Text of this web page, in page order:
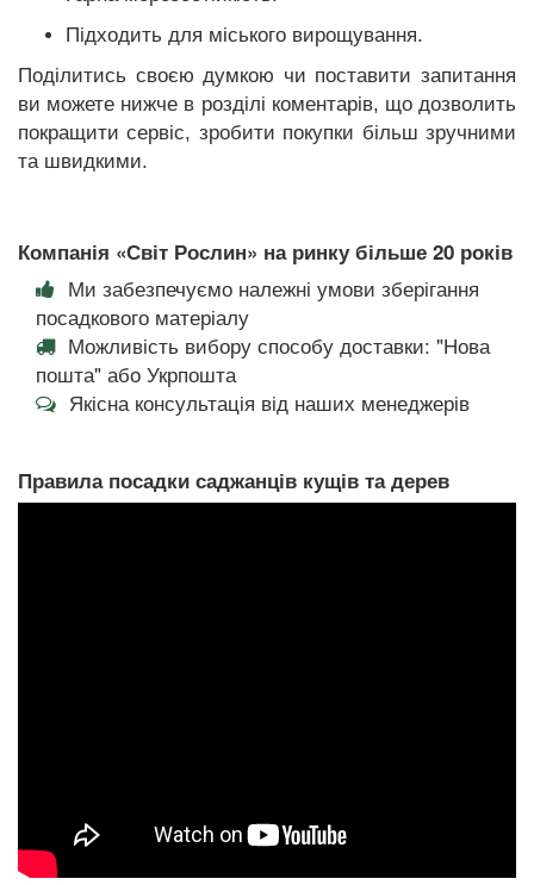
Підходить для міського вирощування.
Поділитись своєю думкою чи поставити запитання
ви можете нижче в розділі коментарів, що дозволить
покращити сервіс, зробити покупки більш зручними
та швидкими.
Компанія «Світ Рослин» на ринку більше 20 років
Ми забезпечуємо належні умови зберігання
посадкового матеріалу
Можливість вибору способу доставки: "Нова
пошта" або Укрпошта
Якісна консультація від наших менеджерів
Правила посадки саджанців кущів та дерев